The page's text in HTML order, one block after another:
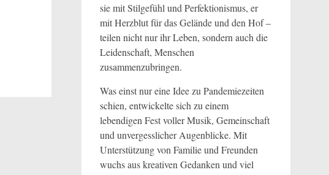
sie mit Stilgefühl und Perfektionismus, er
mit Herzblut für das Gelände und den Hof –
teilen nicht nur ihr Leben, sondern auch die
Leidenschaft, Menschen
zusammenzubringen.
Was einst nur eine Idee zu Pandemiezeiten
schien, entwickelte sich zu einem
lebendigen Fest voller Musik, Gemeinschaft
und unvergesslicher Augenblicke. Mit
Unterstützung von Familie und Freunden
wuchs aus kreativen Gedanken und viel